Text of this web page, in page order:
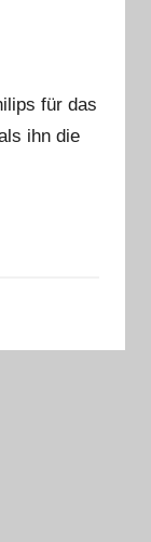
für das
ihn die